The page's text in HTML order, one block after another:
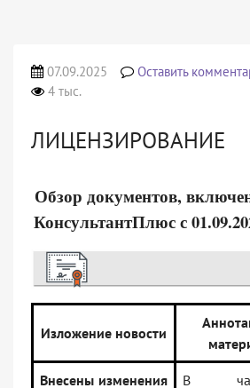
07.09.2025 Оставить
4 тыс.
ЛИЦЕНЗИРОВАНИЕ
Обзор документов,
КонсультантПлюс с
Изложение новости
Внесены изменения
В